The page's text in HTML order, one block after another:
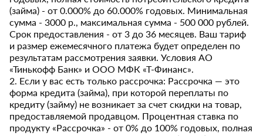
(займа) - от 0.000% до 60.000% годовых. Минимальная
сумма - 3000 р., максимальная сумма - 500 000 рублей.
Срок предоставления - от 3 до 36 месяцев. Ваш тариф
и размер ежемесячного платежа будет определен по
результатам рассмотрения заявки. Условия АО
«Тинькофф Банк» и ООО МФК «Т-Финанс».
2. Если у вас есть только рассрочка: Рассрочка — это
форма кредита (займа), при которой переплаты по
кредиту (займу) не возникает за счет скидки на товар,
предоставляемой продавцом. Процентная ставка по
продукту «Рассрочка» - от 0% до 100% годовых, полная